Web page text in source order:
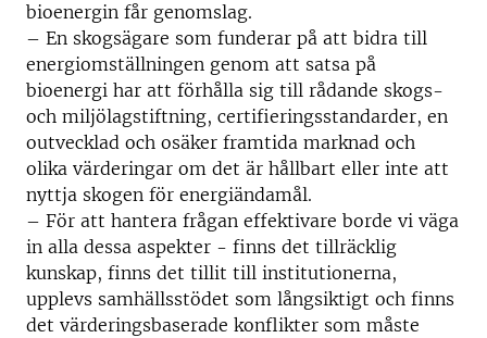
bioenergin får genomslag.
– En skogsägare som funderar på att bidra till
energiomställningen genom att satsa på
bioenergi har att förhålla sig till rådande skogs-
och miljölagstiftning, certifieringsstandarder, en
outvecklad och osäker framtida marknad och
olika värderingar om det är hållbart eller inte att
nyttja skogen för energiändamål.
– För att hantera frågan effektivare borde vi väga
in alla dessa aspekter - finns det tillräcklig
kunskap, finns det tillit till institutionerna,
upplevs samhällsstödet som långsiktigt och finns
det värderingsbaserade konflikter som måste